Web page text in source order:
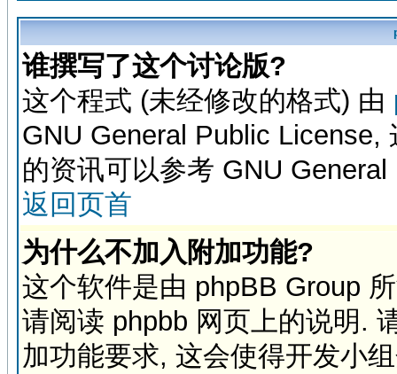
谁撰写了这个讨论版?
这个程式 (未经修改的格式) 由
GNU General Public License,
的资讯可以参考 GNU
返回页首
为什么不加入附加功能?
这个软件是由 phpBB Group
请阅读 phpbb 网页上的说明.
加功能要求, 这会使得开发小